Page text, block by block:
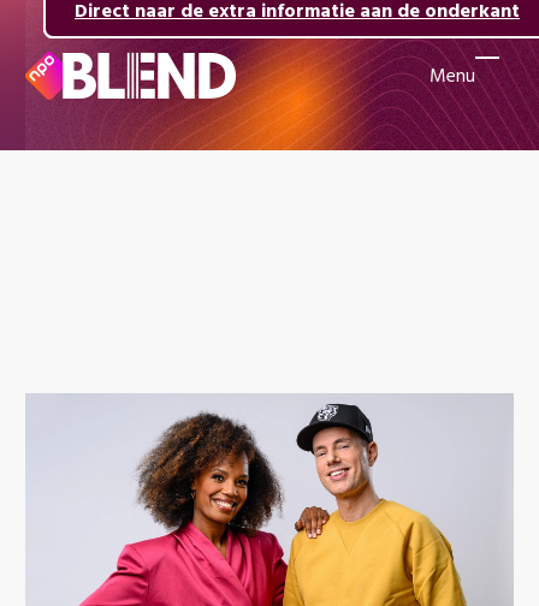
Direct naar de inhoud
Direct naar de hoofdnavigatie
Direct naar de extra informatie aan de onderkant
Menu